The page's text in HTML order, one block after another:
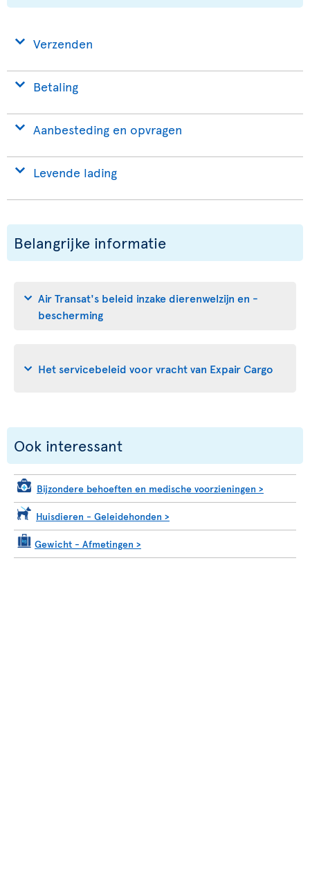
Verzenden
Betaling
Aanbesteding en opvragen
Levende lading
Belangrijke informatie
Air Transat's beleid inzake dierenwelzijn en -
bescherming
Het servicebeleid voor vracht van Expair Cargo
Ook interessant
Bijzondere behoeften en medische voorzieningen >
Huisdieren - Geleidehonden >
Gewicht - Afmetingen >